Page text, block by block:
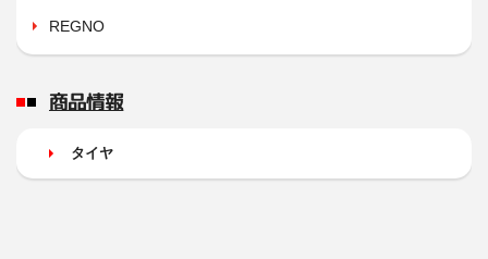
REGNO
商品情報
タイヤ